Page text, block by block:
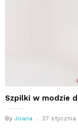
Szpilki w modzie
By Joana 27 stycznia